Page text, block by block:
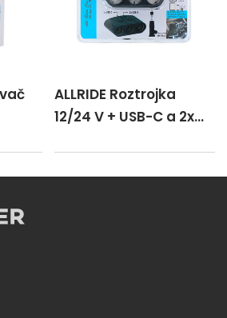
ALLRIDE Roztrojka
12/24 V + USB-C a 2x